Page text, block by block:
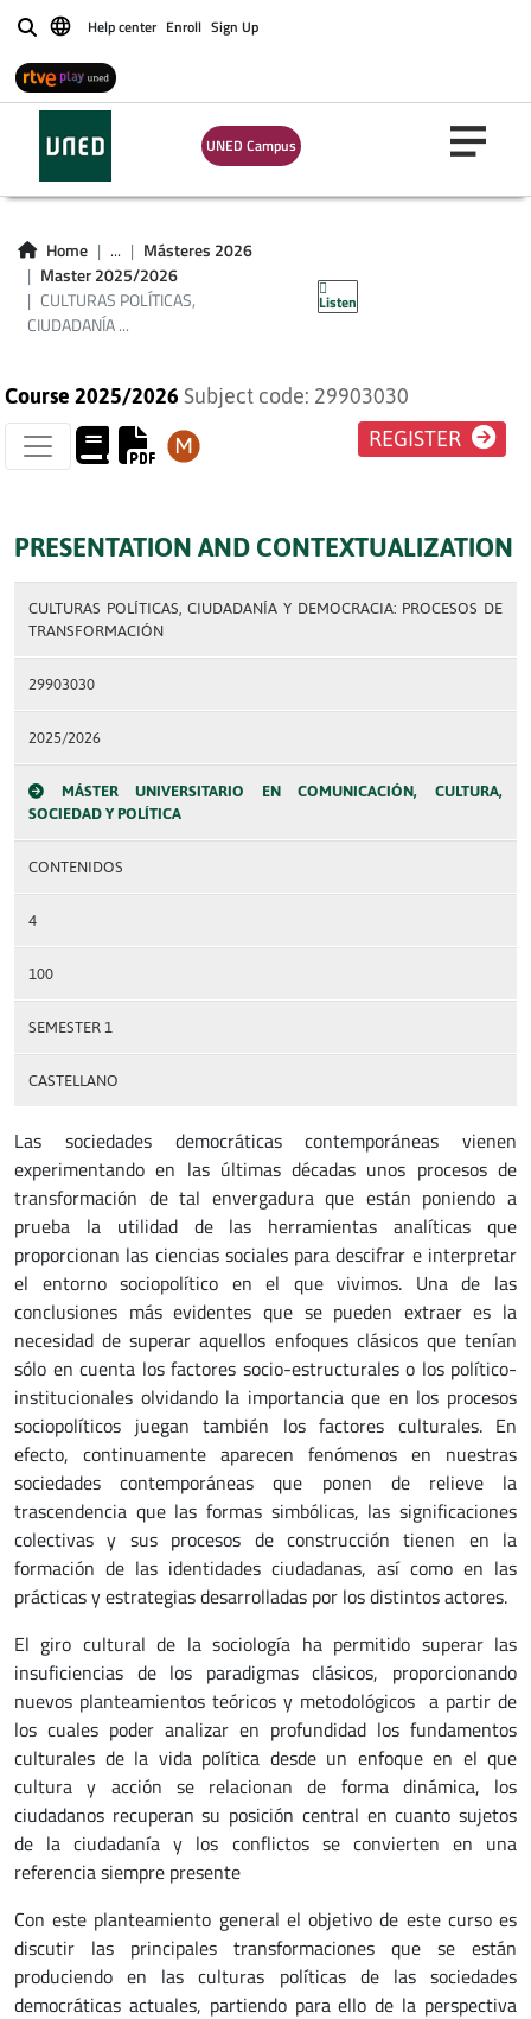
BuscarHelp center Enroll Sign Up
UNED Campus
Home ...
Másteres 2026
Master 2025/2026
CULTURAS POLÍTICAS,
CIUDADANÍA ...
Listen
CULTURAS
POLÍTICAS,
CIUDADANÍA Y
DEMOCRACIA:
PROCESOS DE
TRANSFORMACIÓN
Course 2025/2026 Subject code: 29903030
REGISTER
PRESENTATION AND CONTEXTUALIZATION
CULTURAS POLÍTICAS, CIUDADANÍA Y DEMOCRACIA: PROCESOS DE
TRANSFORMACIÓN
29903030
2025/2026
MÁSTER UNIVERSITARIO EN COMUNICACIÓN, CULTURA,
SOCIEDAD Y POLÍTICA
CONTENIDOS
4
100
SEMESTER 1
CASTELLANO
Las sociedades democráticas contemporáneas vienen
experimentando en las últimas décadas unos procesos de
transformación de tal envergadura que están poniendo a
prueba la utilidad de las herramientas analíticas que
proporcionan las ciencias sociales para descifrar e interpretar
el entorno sociopolítico en el que vivimos. Una de las
conclusiones más evidentes que se pueden extraer es la
necesidad de superar aquellos enfoques clásicos que tenían
sólo en cuenta los factores socio-estructurales o los político-
institucionales olvidando la importancia que en los procesos
sociopolíticos juegan también los factores culturales. En
efecto, continuamente aparecen fenómenos en nuestras
sociedades contemporáneas que ponen de relieve la
trascendencia que las formas simbólicas, las significaciones
colectivas y sus procesos de construcción tienen en la
formación de las identidades ciudadanas, así como en las
prácticas y estrategias desarrolladas por los distintos actores.
El giro cultural de la sociología ha permitido superar las
insuficiencias de los paradigmas clásicos, proporcionando
nuevos planteamientos teóricos y metodológicos a partir de
los cuales poder analizar en profundidad los fundamentos
culturales de la vida política desde un enfoque en el que
cultura y acción se relacionan de forma dinámica, los
ciudadanos recuperan su posición central en cuanto sujetos
de la ciudadanía y los conflictos se convierten en una
referencia siempre presente
Con este planteamiento general el objetivo de este curso es
discutir las principales transformaciones que se están
produciendo en las culturas políticas de las sociedades
democráticas actuales, partiendo para ello de la perspectiva